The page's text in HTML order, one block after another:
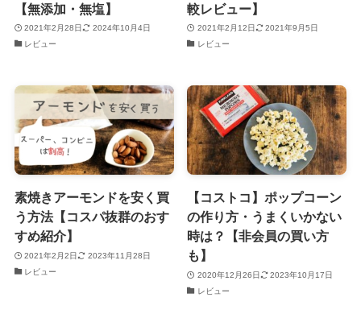
【無添加・無塩】
2021年2月28日
2024年10月4日
レビュー
較レビュー】
2021年2月12日
2021年9月5日
レビュー
素焼きアーモンドを安く買
う方法【コスパ抜群のおす
すめ紹介】
2021年2月2日
2023年11月28日
レビュー
【コストコ】ポップコーン
の作り方・うまくいかない
時は？【非会員の買い方
も】
2020年12月26日
2023年10月17日
レビュー